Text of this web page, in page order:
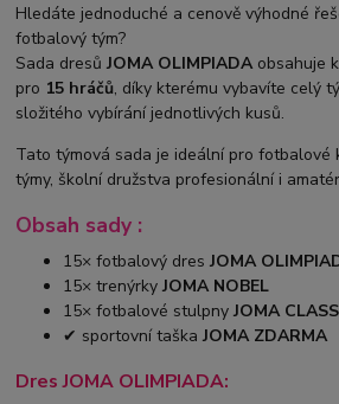
Hledáte jednoduché a cenově výhodné
fotbalový tým?
Sada dresůJOMA OLIMPIADA obsahuje
pro 15 hráčů, díky kterému vybavíte celý
složitého vybírání jednotlivých kusů.
Tato týmová sada je ideální pro fotbalové
týmy, školní družstva profesionální i
Obsah sady :
15× fotbalový dresJOMA
15× trenýrkyJOMA NOBEL
15× fotbalové stulpnyJOMA
✔ sportovní taškaJOMA ZDARMA
Dres JOMA OLIMPIADA: